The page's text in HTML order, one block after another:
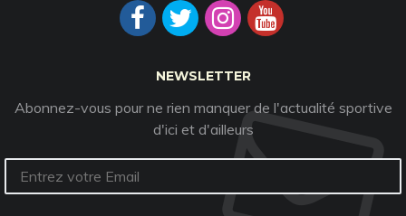
NEWSLETTER
Abonnez-vous pour ne rien manquer de l'actualité sportive
d'ici et d'ailleurs